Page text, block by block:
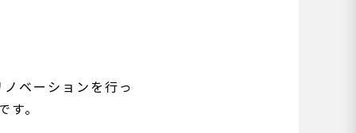
ベーションを行っ
。